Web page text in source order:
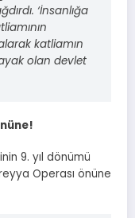
‘İnsanlığa
katliamın
olan devlet
9. yıl dönümü
Operası önüne